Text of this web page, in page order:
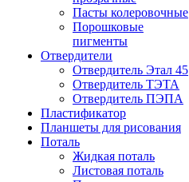
Пасты колеровочные
Порошковые
пигменты
Отвердители
Отвердитель Этал 45
Отвердитель ТЭТА
Отвердитель ПЭПА
Пластификатор
Планшеты для рисования
Поталь
Жидкая поталь
Листовая поталь